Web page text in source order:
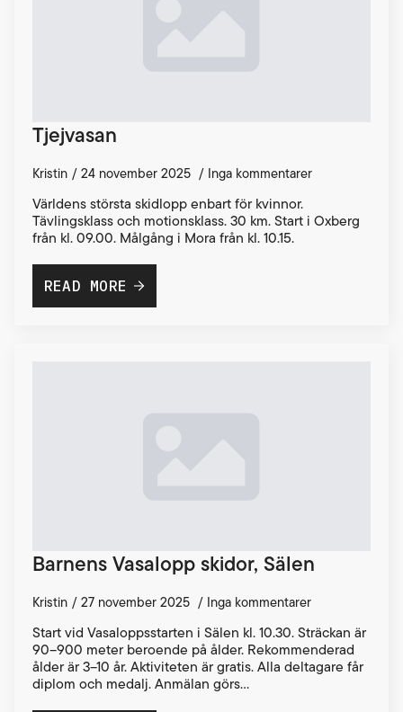
Tjejvasan
Kristin 24 november 2025 Inga kommentarer
Världens största skidlopp enbart för kvinnor.
Tävlingsklass och motionsklass. 30 km. Start i Oxberg
från kl. 09.00. Målgång i Mora från kl. 10.15.
READ MORE
Barnens Vasalopp skidor, Sälen
Kristin 27 november 2025 Inga kommentarer
Start vid Vasaloppsstarten i Sälen kl. 10.30. Sträckan är
90–900 meter beroende på ålder. Rekommenderad
ålder är 3–10 år. Aktiviteten är gratis. Alla deltagare får
diplom och medalj. Anmälan görs…